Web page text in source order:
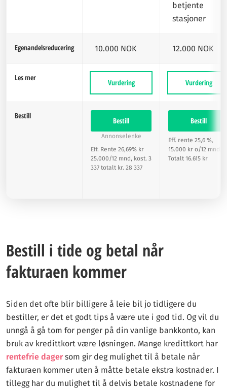
betjente
stasjoner
Egenandelsreducering 10.000 NOK 12.000 NOK
Les mer
Vurdering Vurdering
Bestill
Bestill
Annonselenke
Eff. Rente 26,69% kr
25.000/12 mnd, kost. 3
337 totalt kr. 28 337
Bestill
Eff. rente 25,6 %,
15.000 kr o/12 mnd.
Totalt 16.615 kr
Bestill i tide og betal når
fakturaen kommer
Siden det ofte blir billigere å leie bil jo tidligere du
bestiller, er det et godt tips å være ute i god tid. Og vil du
unngå å gå tom for penger på din vanlige bankkonto, kan
bruk av kredittkort være løsningen. Mange kredittkort har
rentefrie dagersom gir deg mulighet til å betale når
fakturaen kommer uten å måtte betale ekstra kostnader. I
tillegg har du mulighet til å delvis betale kostnadene for